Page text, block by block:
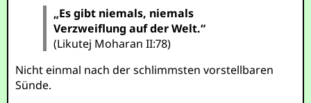
„Es gibt niemals, niemals
Verzweiflung auf der Welt.“
(Likutej Moharan II:78)
Nicht einmal nach der schlimmsten vorstellbaren
Sünde.